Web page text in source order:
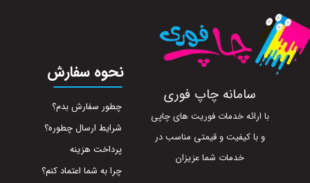
سامانه چاپ فوری
با ارائه خدمات فوریت های چاپی
و با کیفیت و قیمتی مناسب در
خدمات شما عزیزان
نحوه سفارش
چطور سفارش بدم؟
شرایط ارسال چطوره؟
پرداخت هزینه
چرا به شما اعتماد کنم؟